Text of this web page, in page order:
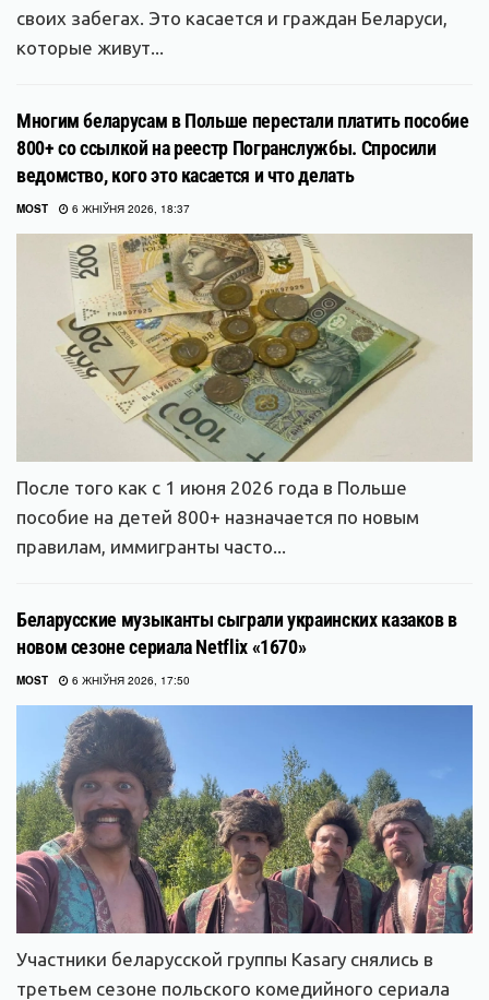
своих забегах. Это касается и граждан Беларуси,
которые живут...
Многим беларусам в Польше перестали платить пособие
800+ со ссылкой на реестр Погранслужбы. Спросили
ведомство, кого это касается и что делать
MOST 6 ЖНІЎНЯ 2026, 18:37
После того как с 1 июня 2026 года в Польше
пособие на детей 800+ назначается по новым
правилам, иммигранты часто...
Беларусские музыканты сыграли украинских казаков в
новом сезоне сериала Netflix «1670»
MOST 6 ЖНІЎНЯ 2026, 17:50
Участники беларусской группы Kasary снялись в
третьем сезоне польского комедийного сериала